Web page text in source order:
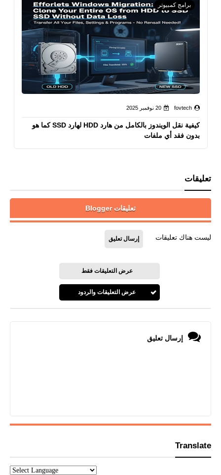
برامج كمبيوتر
fovtech 20 نوفمبر 2025
كيفية نقل الويندوز بالكامل من هارد HDD لهارد SSD كما هو
بدون فقد أي ملفات
تعليقات
تعليقات Blogger
ليست هناك تعليقات إرسال تعليق
عرض التعليقات فقط
عرض التعليقات والردود
إرسال تعليق
Translate